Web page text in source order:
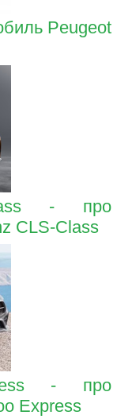
Peugeot
- про
CLS-Class
- про
Express